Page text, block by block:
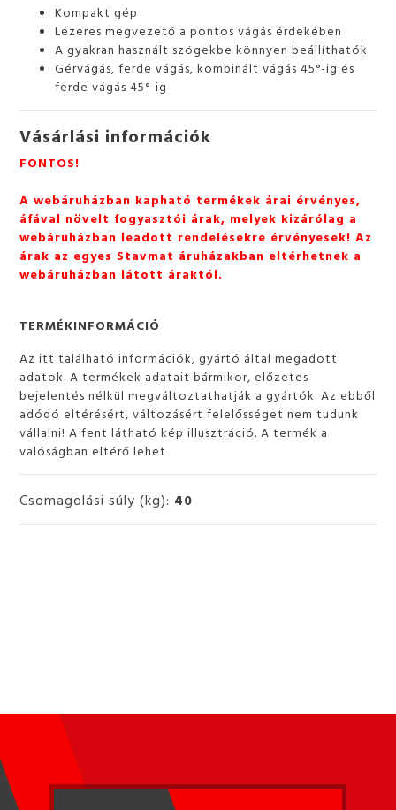
Kompakt gép
Lézeres megvezető a pontos vágás érdekében
A gyakran használt szögekbe könnyen beállíthatók
Gérvágás, ferde vágás, kombinált vágás 45°-ig és
ferde vágás 45°-ig
Vásárlási információk
FONTOS!
A webáruházban kapható termékek árai érvényes,
áfával növelt fogyasztói árak, melyek kizárólag a
webáruházban leadott rendelésekre érvényesek! Az
árak az egyes Stavmat áruházakban eltérhetnek a
webáruházban látott áraktól.
TERMÉKINFORMÁCIÓ
Az itt található információk, gyártó által megadott
adatok. A termékek adatait bármikor, előzetes
bejelentés nélkül megváltoztathatják a gyártók. Az ebből
adódó eltérésért, változásért felelősséget nem tudunk
vállalni! A fent látható kép illusztráció. A termék a
valóságban eltérő lehet
Csomagolási súly (kg): 40